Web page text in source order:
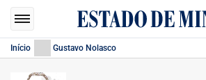
Início Gustavo Nolasco